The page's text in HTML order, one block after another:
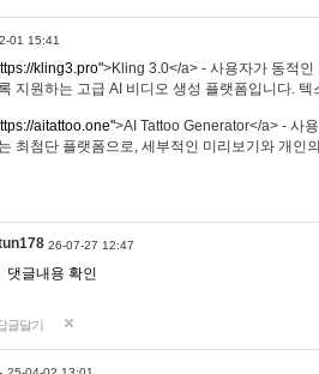
01 15:41
kling3.pro">Kling 3.0</a> - 사용자가 동적
지원하는 고급 AI 비디오 생성 플랫폼입니다.
aitattoo.one">AI Tattoo Generator</a> - 사
최첨단 플랫폼으로, 세부적인 미리보기와 개인
26-07-27 12:47
댓글내용 확인
글달기